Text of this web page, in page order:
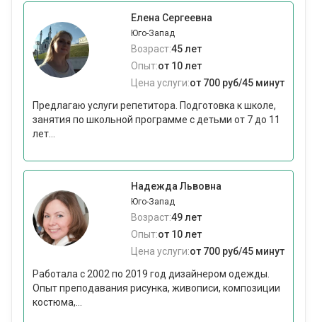
Елена Сергеевна
Юго-Запад
Возраст:45 лет
Опыт:от 10 лет
Цена услуги:от 700 руб/45 минут
Предлагаю услуги репетитора. Подготовка к школе,
занятия по школьной программе с детьми от 7 до 11
лет...
Надежда Львовна
Юго-Запад
Возраст:49 лет
Опыт:от 10 лет
Цена услуги:от 700 руб/45 минут
Работала с 2002 по 2019 год дизайнером одежды.
Опыт преподавания рисунка, живописи, композиции
костюма,...